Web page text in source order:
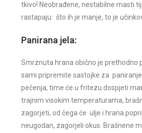
tkivo! Neobrađene, nestabilne masti
rastapaju: što ih je manje, to je
Panirana jela:
Smrznuta hrana obično je prethodno
sami pripremite sastojke za
pečenja, time će u fritezu dospjeti
trajnim visokim temperaturama,
zagorjeti, od čega će ulje i hrana
neugodan, zagorjeli okus. Brašnene